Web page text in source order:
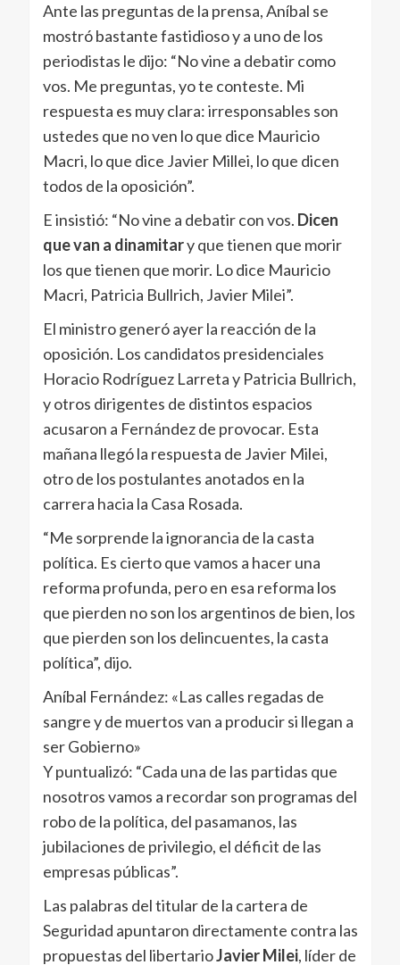
Ante las preguntas de la prensa, Aníbal se
mostró bastante fastidioso y a uno de los
periodistas le dijo: “No vine a debatir como
vos. Me preguntas, yo te conteste. Mi
respuesta es muy clara: irresponsables son
ustedes que no ven lo que dice Mauricio
Macri, lo que dice Javier Millei, lo que dicen
todos de la oposición”.
E insistió: “No vine a debatir con vos. Dicen
que van a dinamitary que tienen que morir
los que tienen que morir. Lo dice Mauricio
Macri, Patricia Bullrich, Javier Milei”.
El ministro generó ayer la reacción de la
oposición. Los candidatos presidenciales
Horacio Rodríguez Larreta y Patricia Bullrich,
y otros dirigentes de distintos espacios
acusaron a Fernández de provocar. Esta
mañana llegó la respuesta de Javier Milei,
otro de los postulantes anotados en la
carrera hacia la Casa Rosada.
“Me sorprende la ignorancia de la casta
política. Es cierto que vamos a hacer una
reforma profunda, pero en esa reforma los
que pierden no son los argentinos de bien, los
que pierden son los delincuentes, la casta
política”, dijo.
Aníbal Fernández: «Las calles regadas de
sangre y de muertos van a producir si llegan a
ser Gobierno»
Y puntualizó: “Cada una de las partidas que
nosotros vamos a recordar son programas del
robo de la política, del pasamanos, las
jubilaciones de privilegio, el déficit de las
empresas públicas”.
Las palabras del titular de la cartera de
Seguridad apuntaron directamente contra las
propuestas del libertarioJavier Milei, líder de